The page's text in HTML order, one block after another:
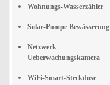
Wohnungs-Wasserzähler
Solar-Pumpe Bewässerung
Netzwerk-
Ueberwachungskamera
WiFi-Smart-Steckdose